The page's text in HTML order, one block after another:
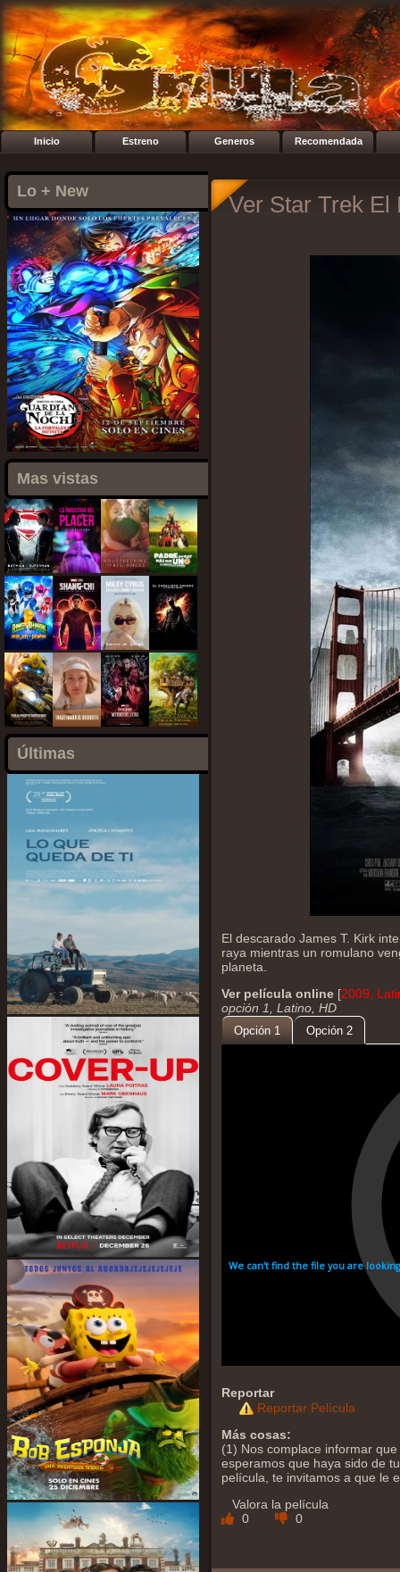
Inicio Estreno Generos Recomendada
Lo + New
Mas vistas
Últimas
Ver Star Trek El
El descarado James T. Kirk
raya mientras un romulano
planeta.
Ver película online [2009,
opción 1, Latino, HD
Opción 1 Opción 2
Reportar
Reportar Película
Más cosas:
(1) Nos complace informar
esperamos que haya sido de
película, te invitamos a que le
Valora la película
0
0